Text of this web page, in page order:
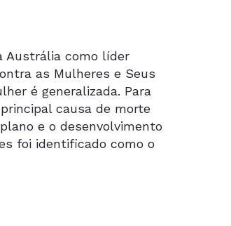
Austrália como líder
as Mulheres e Seus
é generalizada. Para
causa de morte
e o desenvolvimento
foi identificado como o